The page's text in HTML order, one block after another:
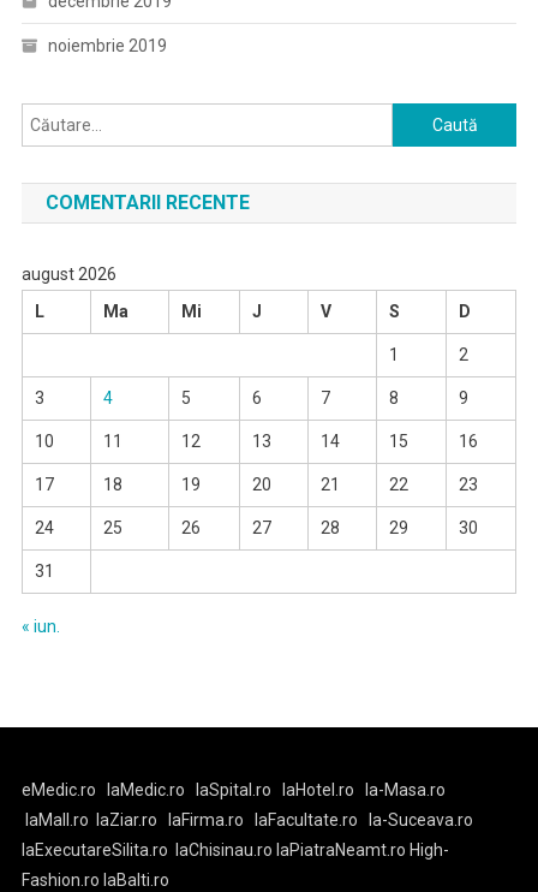
noiembrie 2019
Caută
după:
COMENTARII RECENTE
august 2026
L
Ma Mi J V S D
1 2
3 4 5 6 7 8 9
10 11 12 13 14 15 16
17 18 19 20 21 22 23
24 25 26 27 28 29 30
31
« iun.
eMedic.ro laMedic.ro laSpital.ro laHotel.ro
la-Masa.ro
laMall.ro
laZiar.ro laFirma.ro laFacultate.ro
la-Suceava.ro
laExecutareSilita.ro
laChisinau.ro laPiatraNeamt.ro High-
Fashion.ro laBalti.ro